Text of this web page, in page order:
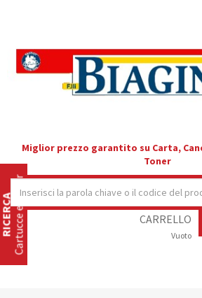
Miglior prezzo garantito su Carta,
Toner
CARRELLO
Vuoto
Cartucce e Toner